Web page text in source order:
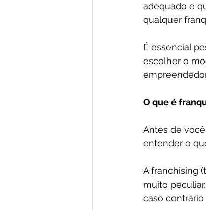
adequado e
qualquer
É essencial
escolher o
O que é
Antes de
entender o
A franchising
muito
caso